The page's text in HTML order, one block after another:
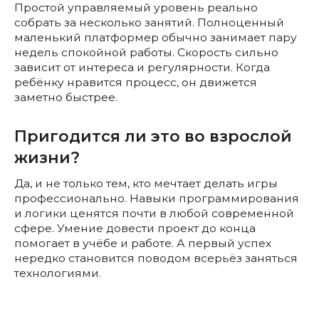
Простой управляемый уровень реально
собрать за несколько занятий. Полноценный
маленький платформер обычно занимает пару
недель спокойной работы. Скорость сильно
зависит от интереса и регулярности. Когда
ребёнку нравится процесс, он движется
заметно быстрее.
Пригодится ли это во взрослой
жизни?
Да, и не только тем, кто мечтает делать игры
профессионально. Навыки программирования
и логики ценятся почти в любой современной
сфере. Умение довести проект до конца
помогает в учёбе и работе. А первый успех
нередко становится поводом всерьёз заняться
технологиями.